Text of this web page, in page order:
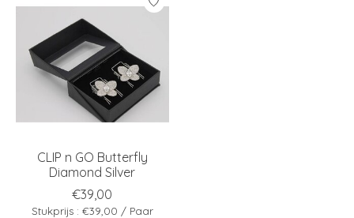
CLIP n GO Butterfly
Diamond Silver
€39,00
Stukprijs : €39,00 / Paar